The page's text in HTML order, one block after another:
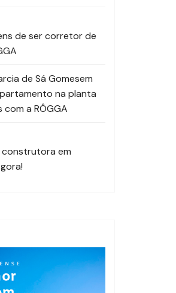
de ser corretor de
de Sá Gomesem
na planta
com a RÔGGA
construtora em